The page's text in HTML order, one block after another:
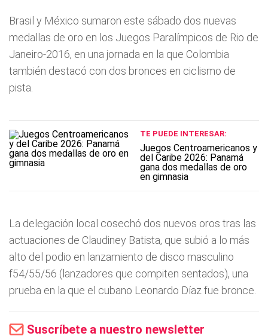
Brasil y México sumaron este sábado dos nuevas
medallas de oro en los Juegos Paralímpicos de Rio de
Janeiro-2016, en una jornada en la que Colombia
también destacó con dos bronces en ciclismo de
pista.
TE PUEDE INTERESAR:
Juegos Centroamericanos y
del Caribe 2026: Panamá
gana dos medallas de oro
en gimnasia
La delegación local cosechó dos nuevos oros tras las
actuaciones de Claudiney Batista, que subió a lo más
alto del podio en lanzamiento de disco masculino
f54/55/56 (lanzadores que compiten sentados), una
prueba en la que el cubano Leonardo Díaz fue bronce.
Suscríbete a nuestro newsletter